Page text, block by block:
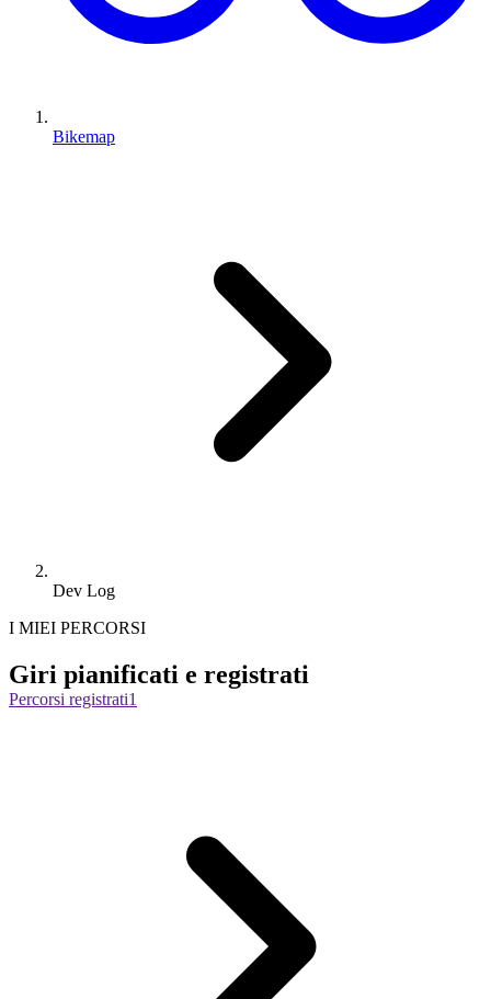
Bikemap
Dev Log
I MIEI PERCORSI
Giri pianificati e registrati
Percorsi registrati1